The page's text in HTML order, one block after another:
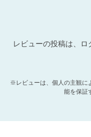
レビューの投稿は、ロ
※レビューは、個人の主観に
能を保証